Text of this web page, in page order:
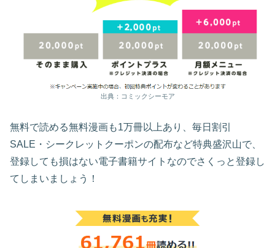
出典：コミックシーモア
無料で読める無料漫画も1万冊以上あり、毎日割引
SALE・シークレットクーポンの配布など特典盛沢山で、
登録しても損はない電子書籍サイトなのでさくっと登録し
てしまいましょう！